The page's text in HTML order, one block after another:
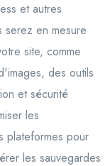
et autres
serez en mesure
site, comme
des outils
et sécurité
les
plateformes pour
les sauvegardes